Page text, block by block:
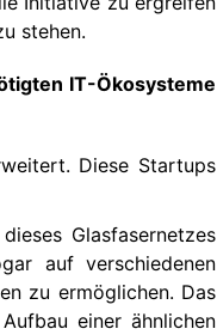
stehen.
IT-Ökosysteme
Diese Startups
Glasfasernetzes
auf verschiedenen
zu ermöglichen. Das
einer ähnlichen